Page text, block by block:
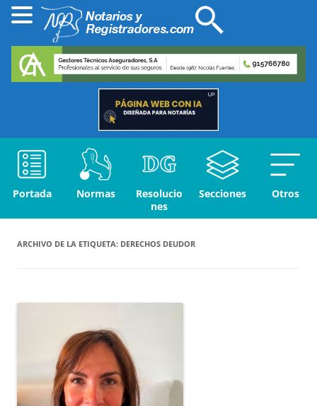
Portada Normas
Resolucio
nes
Secciones Otros
ARCHIVO DE LA ETIQUETA: DERECHOS DEUDOR